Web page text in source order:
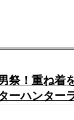
祭！重ね着
ーハンター